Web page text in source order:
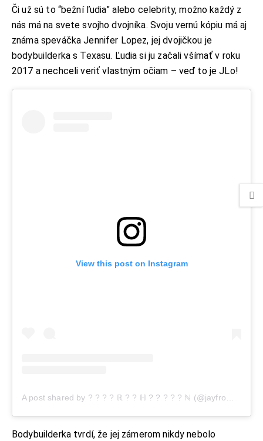
Či už sú to “bežní ľudia” alebo celebrity, možno každý z
nás má na svete svojho dvojníka. Svoju vernú kópiu má aj
známa speváčka Jennifer Lopez, jej dvojičkou je
bodybuilderka s Texasu. Ľudia si ju začali všímať v roku
2017 a nechceli veriť vlastným očiam – veď to je JLo!
View this post on Instagram
Bodybuilderka tvrdí, že jej zámerom nikdy nebolo